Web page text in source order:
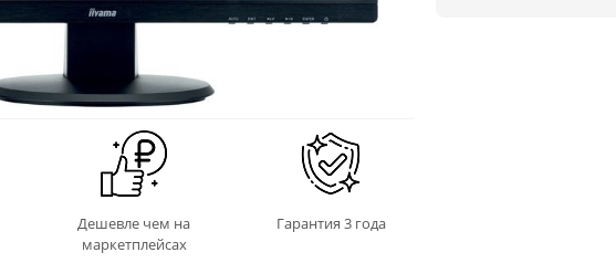
Дешевле чем на
маркетплейсах
Гарантия 3 года